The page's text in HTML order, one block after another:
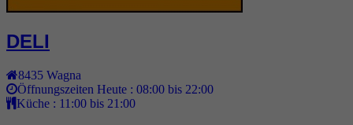
DELI
8435 Wagna
Öffnungszeiten Heute : 08:00 bis 22:00
Küche : 11:00 bis 21:00